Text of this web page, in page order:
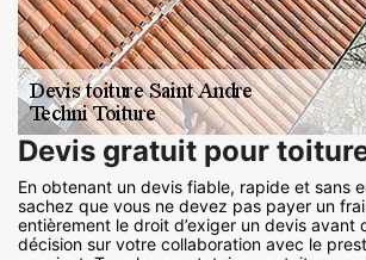
Devis gratuit pour
En obtenant un devis fiable, rapide et sans
sachez que vous ne devez pas payer un
entièrement le droit d’exiger un devis avant
décision sur votre collaboration avec le